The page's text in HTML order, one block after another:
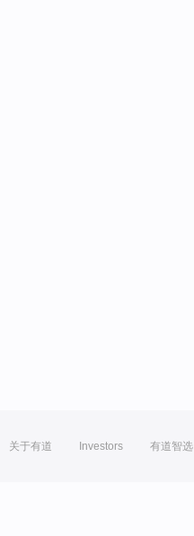
关于有道 Investors 有道智选